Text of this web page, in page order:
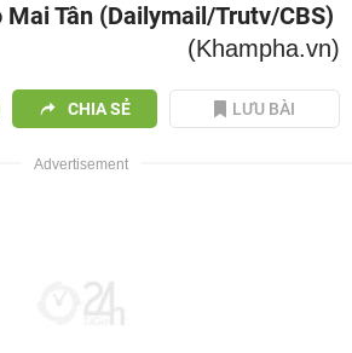
Mai Tân (Dailymail/Trutv/CBS)
(Khampha.vn)
CHIA SẺ LƯU BÀI